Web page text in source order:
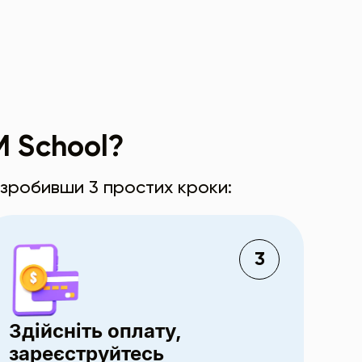
School?
3 простих кроки:
3
Здійсніть оплату,
зареєструйтесь